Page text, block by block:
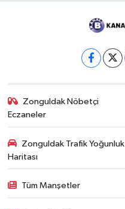
Zonguldak Nöbetçi
Eczaneler
Zonguldak Trafik Yoğunluk
Haritası
Tüm Manşetler